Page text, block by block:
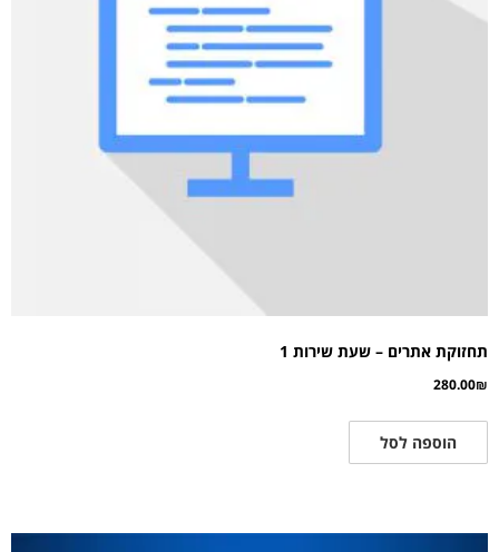
תחזוקת אתרים – שעת שירות 1
280.00₪
הוספה לסל